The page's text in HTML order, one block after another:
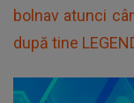
bolnav atunci
după tine